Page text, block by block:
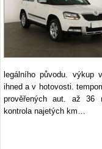
legálního původu. výkup
ihned a v hotovosti.
prověřených aut. až 36
kontrola najetých km…